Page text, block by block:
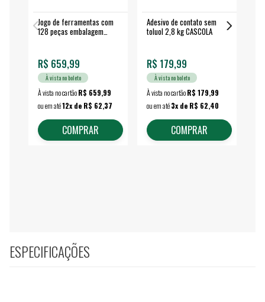
Jogo de ferramentas com
128 peças embalagem
R$ 659,99
À vista no boleto
À vista no cartãoR$ 659,99
ou em até12x de R$ 62,37
COMPRAR
Adesivo de contato sem
toluol 2,8 kg CASCOLA
R$ 179,99
À vista no boleto
À vista no cartãoR$ 179,99
ou em até3x de R$ 62,40
COMPRAR
ESPECIFICAÇÕES